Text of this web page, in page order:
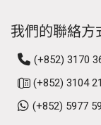
我們的聯絡方
(+852) 3170
(+852) 3104
(+852) 5977